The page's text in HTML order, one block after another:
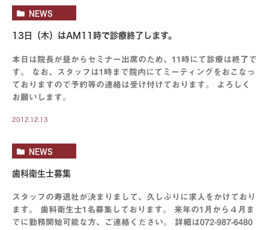
NEWS
13日（木）はAM11時で診療終了します。
本日は院長が昼からセミナー出席のため、11時にて診療は終了で
す。 なお、スタッフは1時まで院内にてミーティングをおこなっ
ておりますので予約等の連絡は受け付けております。 よろしく
お願いします。
2012.12.13
NEWS
歯科衛生士募集
スタッフの寿退社が決まりまして、久しぶりに求人をかけており
ます。 歯科衛生士1名募集しております。 来年の1月から４月ま
でに勤務開始可能な方、ご連絡ください。 詳細は072-987-6480